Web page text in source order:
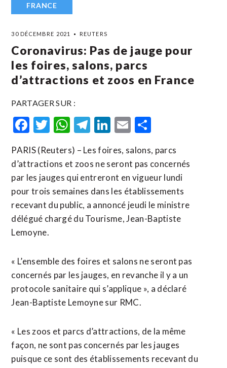
FRANCE
30 DÉCEMBRE 2021 REUTERS
Coronavirus: Pas de jauge pour
les foires, salons, parcs
d’attractions et zoos en France
PARTAGER SUR :
Facebook
Twitter
WhatsApp
Telegram
LinkedIn
Email
PARIS (Reuters) – Les foires, salons, parcs
d’attractions et zoos ne seront pas concernés
par les jauges qui entreront en vigueur lundi
pour trois semaines dans les établissements
recevant du public, a annoncé jeudi le ministre
délégué chargé du Tourisme, Jean-Baptiste
Lemoyne.
« L’ensemble des foires et salons ne seront pas
concernés par les jauges, en revanche il y a un
protocole sanitaire qui s’applique », a déclaré
Jean-Baptiste Lemoyne sur RMC.
« Les zoos et parcs d’attractions, de la même
façon, ne sont pas concernés par les jauges
puisque ce sont des établissements recevant du